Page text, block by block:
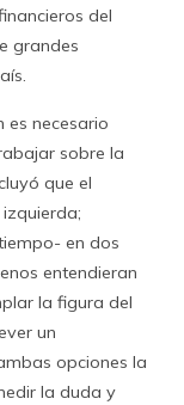
del
grandes
es necesario
sobre la
que el
en dos
entendieran
la figura del
un
opciones la
la duda y